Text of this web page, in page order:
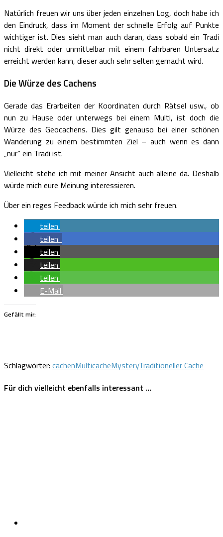
Natürlich freuen wir uns über jeden einzelnen Log, doch habe ich
den Eindruck, dass im Moment der schnelle Erfolg auf Punkte
wichtiger ist. Dies sieht man auch daran, dass sobald ein Tradi
nicht direkt oder unmittelbar mit einem fahrbaren Untersatz
erreicht werden kann, dieser auch sehr selten gemacht wird.
Die Würze des Cachens
Gerade das Erarbeiten der Koordinaten durch Rätsel usw., ob
nun zu Hause oder unterwegs bei einem Multi, ist doch die
Würze des Geocachens. Dies gilt genauso bei einer schönen
Wanderung zu einem bestimmten Ziel – auch wenn es dann
„nur“ ein Tradi ist.
Vielleicht stehe ich mit meiner Ansicht auch alleine da. Deshalb
würde mich eure Meinung interessieren.
Über ein reges Feedback würde ich mich sehr freuen.
teilen
teilen
teilen
teilen
teilen
E-Mail
Gefällt mir:
Schlagwörter: cachenMulticacheMysteryTraditioneller Cache
Für dich vielleicht ebenfalls interessant …